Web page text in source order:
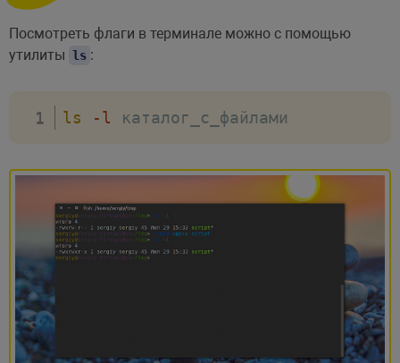
Посмотреть флаги в терминале можно с помощью
утилиты ls :
ls -l каталог_с_файлами